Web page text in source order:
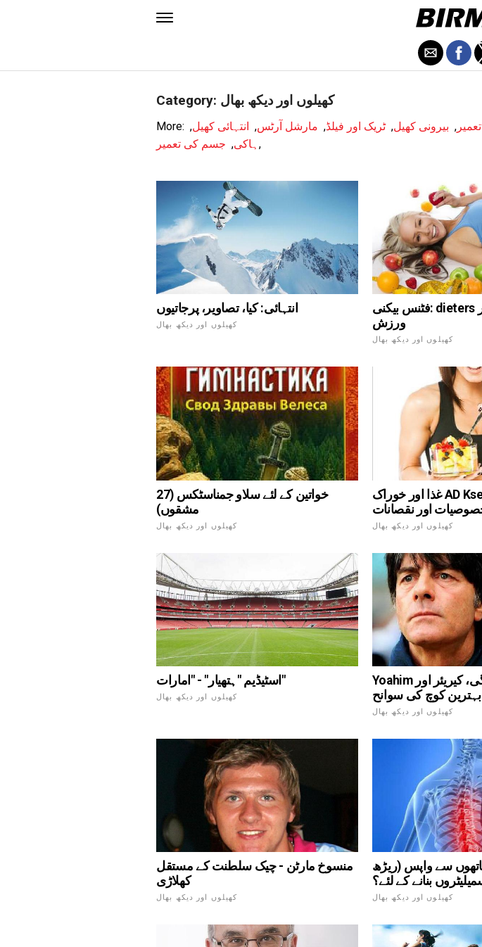
Category: کھیلوں اور دیکھ بھال
More: , بیرونی کھیل,ٹریک اور فیلڈ, مارشل آرٹس, انتہائی کھیل,
ہاکی, جسم کی تعمیر ,
انتہائی: کیا، تصاویر، پرجاتیوں
کھیلوں اور دیکھ بھال
فٹنس بیکنی: dieters کے لئے خوراک اور
ورزش
کھیلوں اور دیکھ بھال
خواتین کے لئے سلاو جمناسٹکس (27
مشقوں)
کھیلوں اور دیکھ بھال
غذا اور خوراک AD Ksenia borodina کی.
اور نقصانات
کھیلوں اور دیکھ بھال
اسٹیڈیم "ہتھیار" - "امارات"
کھیلوں اور دیکھ بھال
Yoahim شکار: دنیا میں زندگی، کیریئر اور
بہترین کوچ کی سوانح
کھیلوں اور دیکھ بھال
منسوخ مارٹن - چیک سلطنت کے مستقل
کھلاڑی
کھیلوں اور دیکھ بھال
سے واپس (ریڑھ
بنانے کے لئے؟
کھیلوں اور دیکھ بھال